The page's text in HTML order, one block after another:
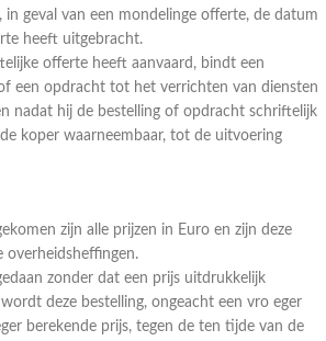
geval van een mondelinge offerte, de datum
heeft uitgebracht.
offerte heeft aanvaard, bindt een
een opdracht tot het verrichten van diensten
nadat hij de bestelling of opdracht schriftelijk
koper waarneembaar, tot de uitvoering
zijn alle prijzen in Euro en zijn deze
overheidsheffingen.
zonder dat een prijs uitdrukkelijk
deze bestelling, ongeacht een vro eger
berekende prijs, tegen de ten tijde van de